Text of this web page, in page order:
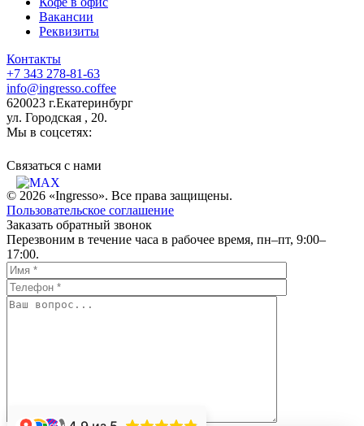
Вакансии
Реквизиты
Контакты
+7 343 278-81-63
info@ingresso.coffee
620023 г.Екатеринбург
ул. Городская , 20.
Мы в соцсетях:
Связаться c нами
© 2026 «Ingresso». Все права защищены.
Пользовательское соглашение
Заказать обратный звонок
Перезвоним в течение часа в рабочее время, пн–пт, 9:00–
17:00.